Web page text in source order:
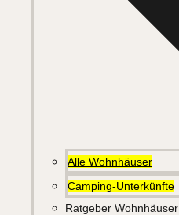
Alle Wohnhäuser
Camping-Unterkünfte
Ratgeber Wohnhäuser